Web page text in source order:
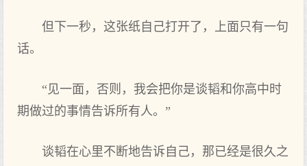
但下一秒，这张纸自己打开了，上面只有一句
话。
“见一面，否则，我会把你是谈韬和你高中时
期做过的事情告诉所有人。”
谈韬在心里不断地告诉自己，那已经是很久之